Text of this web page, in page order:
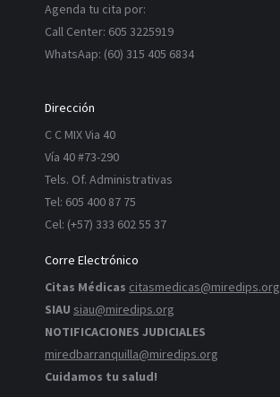
Agenda tu cita por:
Call Center: 605 3225919
WhatsAap: (60) 315 405 6834
Dirección
C C MIX Via 40
Vía 40 #73-290
Tels. Of. Administrativas
Tel: 605 400 87 75
Cel: (+57) 333 602 55 37
Corre Electrónico
Citas Médicas citasmedicas@miredips.org
SIAU siau@miredips.org
NOTIFICACIONES JUDICIALES
miredbarranquilla@miredips.org
Cuidamos tu salud!